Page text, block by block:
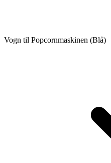
Vogn til Popcornmaskinen (Blå)